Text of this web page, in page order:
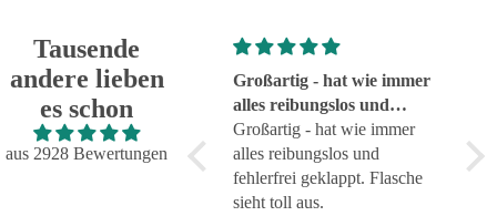
Tausende
andere lieben
es schon
aus 2928 Bewertungen
Super!
Super!
Großartig - hat wie immer
alles reibungslos und
fehlerfrei geklappt
Großartig - hat wie immer
alles reibungslos und
fehlerfrei geklappt. Flasche
sieht toll aus.